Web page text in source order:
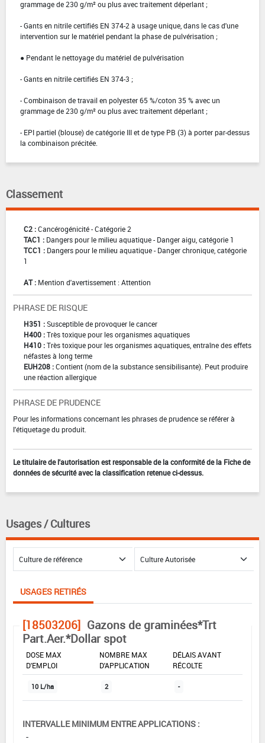
grammage de 230 g/m² ou plus avec traitement déperlant ;
- Gants en nitrile certifiés EN 374-2 à usage unique, dans le cas d'une
intervention sur le matériel pendant la phase de pulvérisation ;
● Pendant le nettoyage du matériel de pulvérisation
- Gants en nitrile certifiés EN 374-3 ;
- Combinaison de travail en polyester 65 %/coton 35 % avec un
grammage de 230 g/m² ou plus avec traitement déperlant ;
- EPI partiel (blouse) de catégorie III et de type PB (3) à porter par-dessus
la combinaison précitée.
Classement
C2 :Cancérogénicité - Catégorie 2
TAC1 : Dangers pour le milieu aquatique - Danger aigu, catégorie 1
TCC1 : Dangers pour le milieu aquatique - Danger chronique, catégorie
1
AT : Mention d'avertissement : Attention
PHRASE DE RISQUE
H351 :Susceptible de provoquer le cancer
H400 :Très toxique pour les organismes aquatiques
H410 :Très toxique pour les organismes aquatiques, entraîne des effets
néfastes à long terme
EUH208 :Contient (nom de la substance sensibilisante). Peut produire
une réaction allergique
PHRASE DE PRUDENCE
Pour les informations concernant les phrases de prudence se référer à
l'étiquetage du produit.
Le titulaire de l'autorisation est responsable de la conformité de la Fiche de
données de sécurité avec la classification retenue ci-dessus.
Usages / Cultures
USAGES RETIRÉS
[18503206] Gazons de graminées*Trt
Part.Aer.*Dollar spot
DOSE MAX
D'EMPLOI
NOMBRE MAX
D'APPLICATION
DÉLAIS AVANT
RÉCOLTE
10 L/ha 2 -
INTERVALLE MINIMUM ENTRE APPLICATIONS :
-